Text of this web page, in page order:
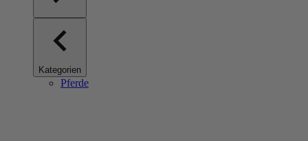
Kategorien
Pferde